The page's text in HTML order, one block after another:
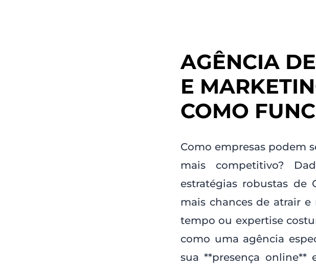
AGÊNCIA
E
COMO
Como empresas podem
mais competitivo?
estratégias robustas de
mais chances de atrair
tempo ou expertise
como uma agência
sua **presença online**